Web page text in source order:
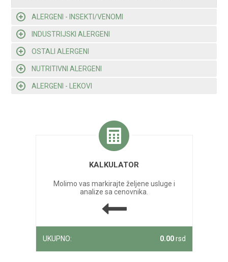
ALERGENI - INSEKTI/VENOMI
INDUSTRIJSKI ALERGENI
OSTALI ALERGENI
NUTRITIVNI ALERGENI
ALERGENI - LEKOVI
KALKULATOR
Molimo vas markirajte željene usluge i
analize sa cenovnika.
UKUPNO: 0.00rsd